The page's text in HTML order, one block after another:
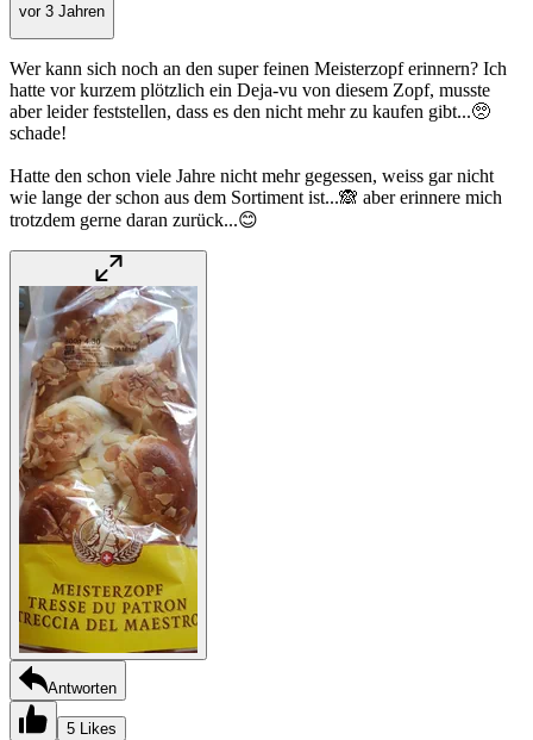
vor 3 Jahren
Wer kann sich noch an den super feinen Meisterzopf erinnern? Ich
hatte vor kurzem plötzlich ein Deja-vu von diesem Zopf, musste
aber leider feststellen, dass es den nicht mehr zu kaufen gibt...🥺
schade!
Hatte den schon viele Jahre nicht mehr gegessen, weiss gar nicht
wie lange der schon aus dem Sortiment ist...🙈 aber erinnere mich
trotzdem gerne daran zurück...😊
Antworten
5 Likes